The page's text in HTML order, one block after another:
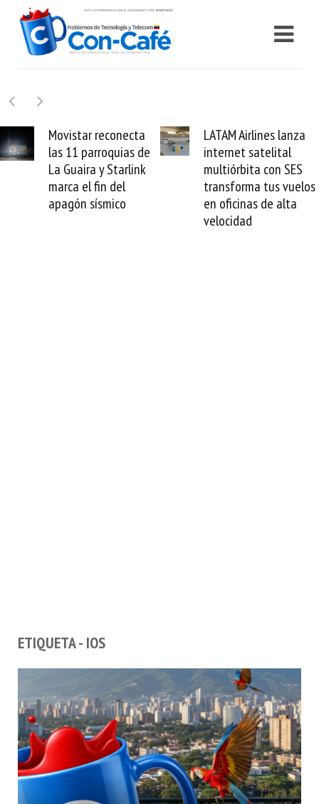
reconecta
de
y Starlink
LATAM Airlines lanza
internet satelital
multiórbita con SES
transforma tus vuelos
en oficinas de alta
ETIQUETA - IOS